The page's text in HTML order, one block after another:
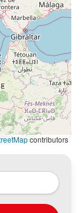
contributors